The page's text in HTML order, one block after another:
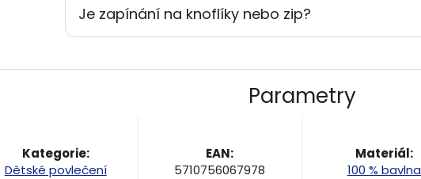
Je zapínání na knoflíky nebo zip?
Parametry
Kategorie:
Dětské povlečení
EAN:
5710756067978
Materiál:
100 % bavlna